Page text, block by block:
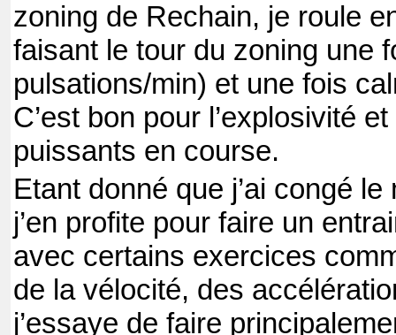
zoning de Rechain, je roule
faisant le tour du zoning une
pulsations/min) et une fois
C’est bon pour l’explosivité
puissants en course.
Etant donné que j’ai congé
j’en profite pour faire un
avec certains exercices
de la vélocité, des
j’essaye de faire